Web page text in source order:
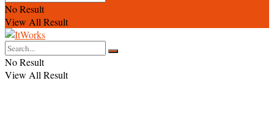
No Result
View All Result
No Result
View All Result